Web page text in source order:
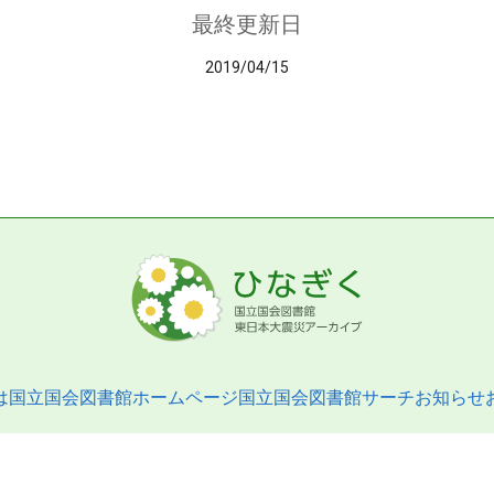
最終更新日
2019/04/15
国立国会図書館ホームページ国立国会図書館サーチお知らせ